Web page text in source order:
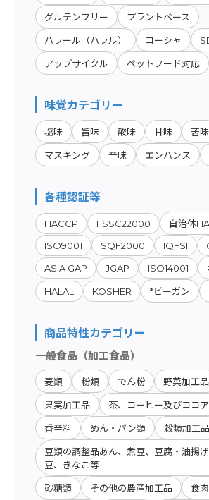
グルテンフリー プラントベース
ハラール（ハラル） コーシャ
アップサイクル ペットフード対応
味覚カテゴリー
塩味 旨味 酸味 甘味 苦味
マスキング 辛味 エンハンス
各種認証等
HACCP FSSC22000
自治体
ISO9001
SQF2000 IQFSI
ASIA GAP
JGAP ISO14001
HALAL KOSHER *ビーガン
商品特性カテゴリー
一般食品（加工食品）
麦類 粉類 でん粉 野菜加工品
果実加工品 茶、コーヒー及びココ
香辛料 めん・パン類 穀類加工品
豆類の調整品あん、煮豆、豆腐・油揚
豆、きなこ等
砂糖類 その他の農産加工品 食